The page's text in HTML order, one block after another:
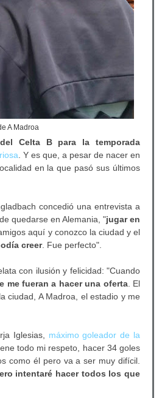
A Madroa
Celta B para la temporada
. Y es que, a pesar de nacer en
localidad en la que pasó sus últimos
concedió una entrevista a
quedarse en Alemania, "jugar en
aquí y conozco la ciudad y el
creer. Fue perfecto".
con ilusión y felicidad: "Cuando
me fueran a hacer una oferta. El
ciudad, A Madroa, el estadio y me
Iglesias, máximo goleador de la
todo mi respeto, hacer 34 goles
como él pero va a ser muy difícil.
intentaré hacer todos los que